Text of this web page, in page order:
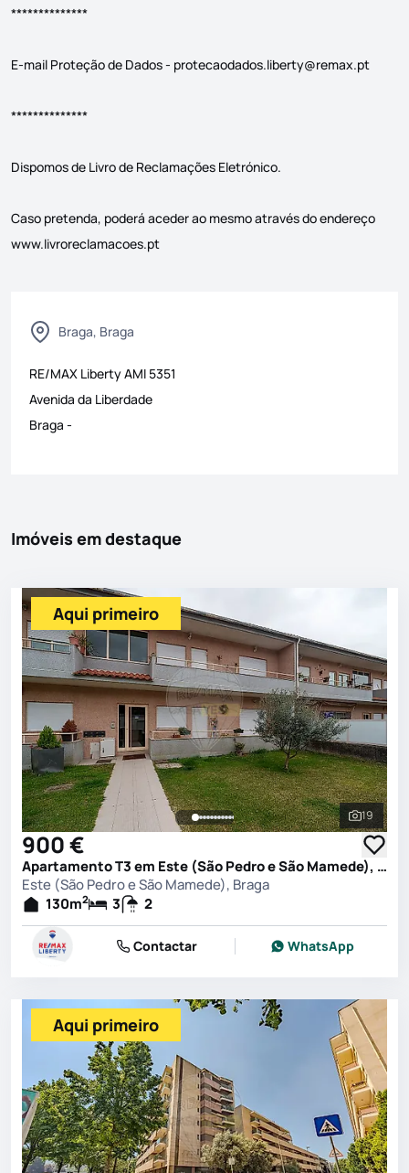
**************
E-mail Proteção de Dados - protecaodados.liberty@remax.pt
**************
Dispomos de Livro de Reclamações Eletrónico.
Caso pretenda, poderá aceder ao mesmo através do endereço
www.livroreclamacoes.pt
Braga, Braga
RE/MAX LibertyAMI 5351
Avenida da Liberdade
Braga -
Imóveis em destaque
Ver
19
Aqui primeiro
900 €
Apartamento T3 em Este (São Pedro e São Mamede), Braga
Este (São Pedro e São Mamede), Braga
130m2 3 2
Contactar WhatsApp
Aqui primeiro